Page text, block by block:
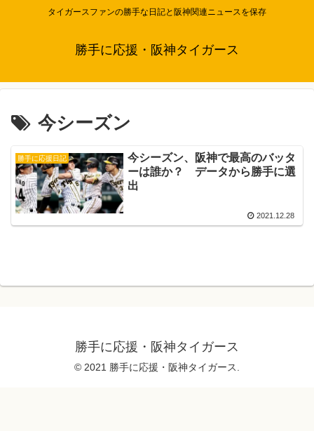
タイガースファンの勝手な日記と阪神関連ニュースを保存
勝手に応援・阪神タイガース
今シーズン
勝手に応援日記
今シーズン、阪神で最高のバッタ
ーは誰か？ データから勝手に選
出
2021.12.28
勝手に応援・阪神タイガース
© 2021 勝手に応援・阪神タイガース.